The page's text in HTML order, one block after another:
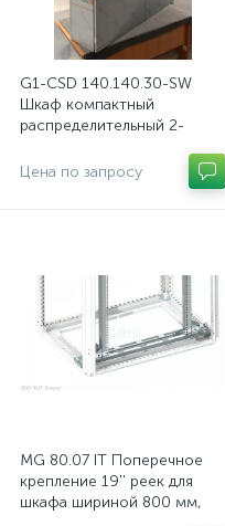
G1-CSD 140.140.30-SW
Шкаф компактный
распределительный 2-
стали, с перемычкой
Цена по запросу
MG 80.07 IT Поперечное
крепление 19'' реек для
шкафа шириной 800 мм,